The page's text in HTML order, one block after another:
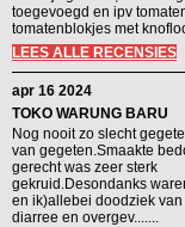
toegevoegd en ipv
tomatenblokjes met
LEES ALLE RECENSIES
apr 16 2024
TOKO WARUNG BARU
Nog nooit zo slecht
van gegeten.Smaakte
gerecht was zeer sterk
gekruid.Desondanks
en ik)allebei doodziek
diarree en overgev.......